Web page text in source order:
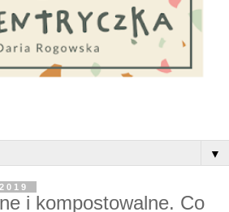
▼
i kompostowalne. Co